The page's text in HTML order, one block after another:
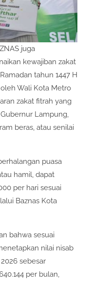
juga
kewajiban zakat
tahun 1447 H
Wali Kota Metro
zakat fitrah yang
Lampung,
beras, atau senilai
puasa
hamil, dapat
per hari sesuai
Baznas Kota
bahwa sesuai
nilai nisab
sebesar
per bulan,